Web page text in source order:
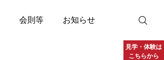
会則等 お知らせ
見学・体験は
こちらから